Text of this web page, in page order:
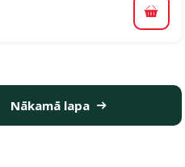
Nākamā lapa